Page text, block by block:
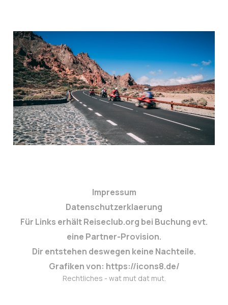
Besondere Erlebnisse
schenken
8. Jan. 20253 min read
Impressum
Datenschutzerklaerung
Für Links erhält Reiseclub.org bei Buchung evt.
eine Partner-Provision.
Dir entstehen deswegen keine Nachteile.
Grafiken von: https://icons8.de/
Rechtliches - wat mut dat mut.